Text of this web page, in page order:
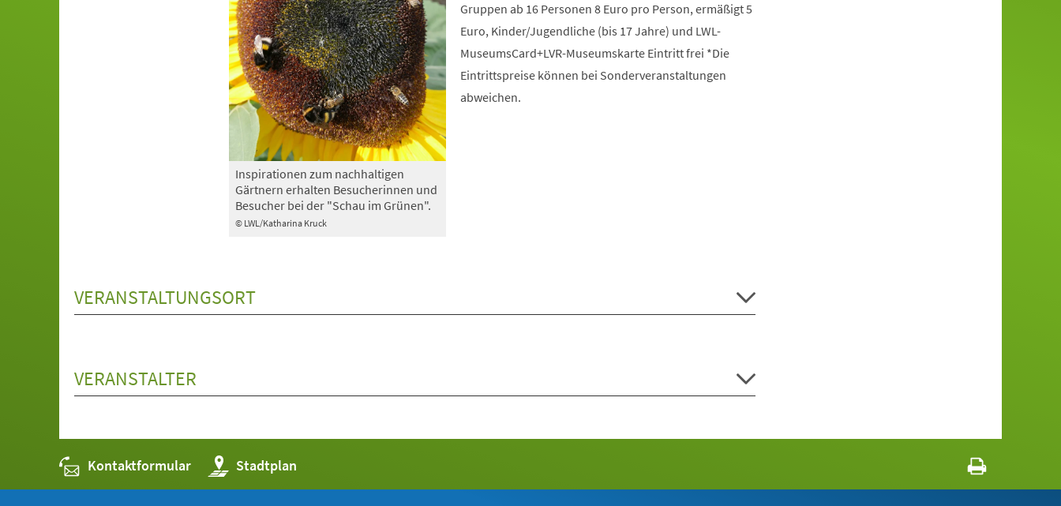
© LWL/Katharina Kruck
Inspirationen zum nachhaltigen
Gärtnern erhalten Besucherinnen und
Besucher bei der "Schau im Grünen".
Gruppen ab 16 Personen 8 Euro pro Person, ermäßigt 5
Euro, Kinder/Jugendliche (bis 17 Jahre) und LWL-
MuseumsCard+LVR-Museumskarte Eintritt frei *Die
Eintrittspreise können bei Sonderveranstaltungen
abweichen.
VERANSTALTUNGSORT
VERANSTALTER
Kontaktformular Stadtplan
(Öffnet
in
einem